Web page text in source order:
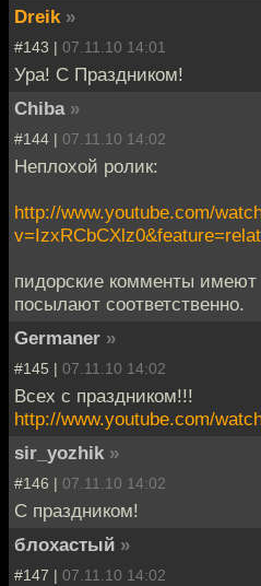
Dreik »
#143 | 07.11.10 14:01
Ура! С Праздником!
Chiba »
#144 | 07.11.10 14:02
Неплохой ролик:
http://www.youtube.com/
пидорские комменты
посылают соответственно.
Germaner »
#145 | 07.11.10 14:02
Всех с праздником!!!
http://www.youtube.com/
sir_yozhik »
#146 | 07.11.10 14:02
С праздником!
блохастый »
#147 | 07.11.10 14:02